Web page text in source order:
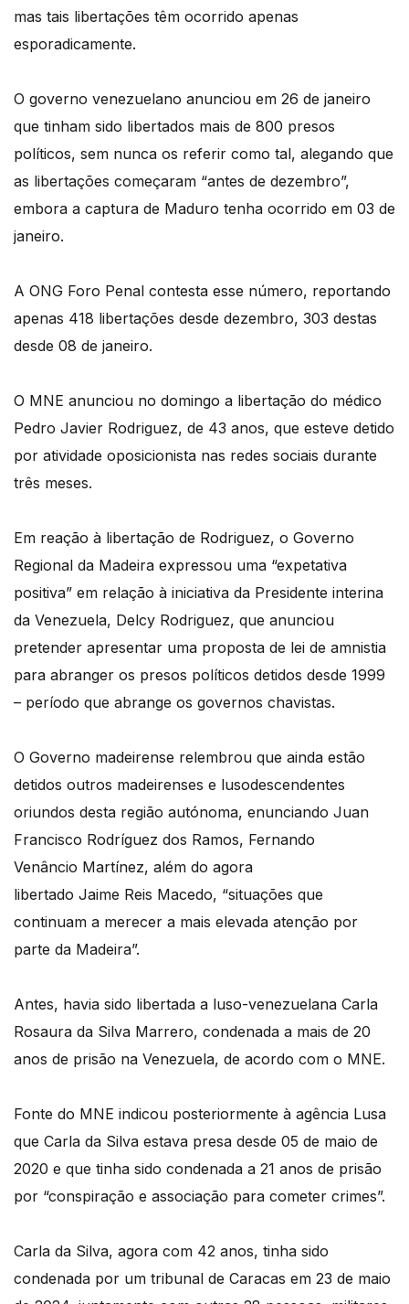
mas tais libertações têm ocorrido apenas
esporadicamente.
O governo venezuelano anunciou em 26 de janeiro
que tinham sido libertados mais de 800 presos
políticos, sem nunca os referir como tal, alegando que
as libertações começaram “antes de dezembro”,
embora a captura de Maduro tenha ocorrido em 03 de
janeiro.
A ONG Foro Penal contesta esse número, reportando
apenas 418 libertações desde dezembro, 303 destas
desde 08 de janeiro.
O MNE anunciou no domingo a libertação do médico
Pedro Javier Rodriguez, de 43 anos, que esteve detido
por atividade oposicionista nas redes sociais durante
três meses.
Em reação à libertação de Rodriguez, o Governo
Regional da Madeira expressou uma “expetativa
positiva” em relação à iniciativa da Presidente interina
da Venezuela, Delcy Rodriguez, que anunciou
pretender apresentar uma proposta de lei de amnistia
para abranger os presos políticos detidos desde 1999
– período que abrange os governos chavistas.
O Governo madeirense relembrou que ainda estão
detidos outros madeirenses e lusodescendentes
oriundos desta região autónoma, enunciando Juan
Francisco Rodríguez dos Ramos, Fernando
Venâncio Martínez, além do agora
libertado Jaime Reis Macedo, “situações que
continuam a merecer a mais elevada atenção por
parte da Madeira”.
Antes, havia sido libertada a luso-venezuelana Carla
Rosaura da Silva Marrero, condenada a mais de 20
anos de prisão na Venezuela, de acordo com o MNE.
Fonte do MNE indicou posteriormente à agência Lusa
que Carla da Silva estava presa desde 05 de maio de
2020 e que tinha sido condenada a 21 anos de prisão
por “conspiração e associação para cometer crimes”.
Carla da Silva, agora com 42 anos, tinha sido
condenada por um tribunal de Caracas em 23 de maio